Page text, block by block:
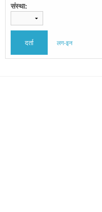
संस्था:
लग-इन